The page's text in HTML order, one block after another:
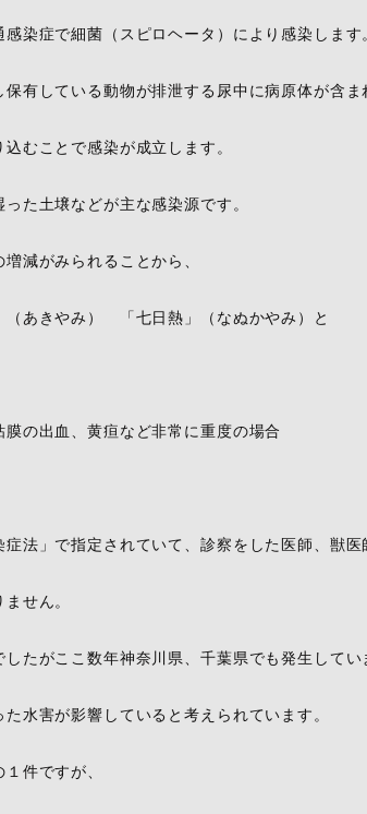
染症で細菌（スピロヘータ）により感染します
有している動物が排泄する尿中に病原体が含ま
むことで感染が成立します。
た土壌などが主な感染源です。
減がみられることから、
（あきやみ） 「七日熱」（なぬかやみ）と
の出血、黄疸など非常に重度の場合
症法」で指定されていて、診察をした医師、獣医
せん。
たがここ数年神奈川県、千葉県でも発生してい
水害が影響していると考えられています。
件ですが、